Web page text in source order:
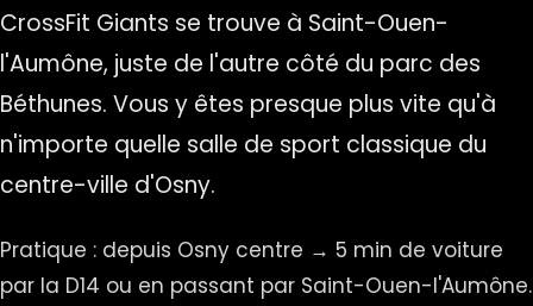
CrossFit Giants se trouve à Saint-Ouen-
l'Aumône, juste de l'autre côté du parc des
Béthunes. Vous y êtes presque plus vite qu'à
n'importe quelle salle de sport classique du
centre-ville d'Osny.
Pratique : depuis Osny centre → 5 min de voiture
par la D14 ou en passant par Saint-Ouen-l'Aumône.